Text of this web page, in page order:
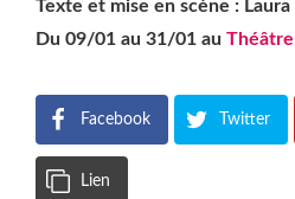
Texte et mise en scène :
Du 09/01 au 31/01 au
Facebook Twitter
Lien